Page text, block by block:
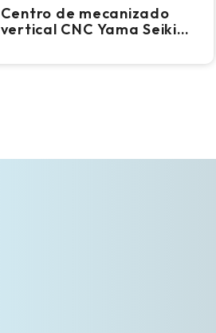
Centro de mecanizado
vertical CNC Yama Seiki